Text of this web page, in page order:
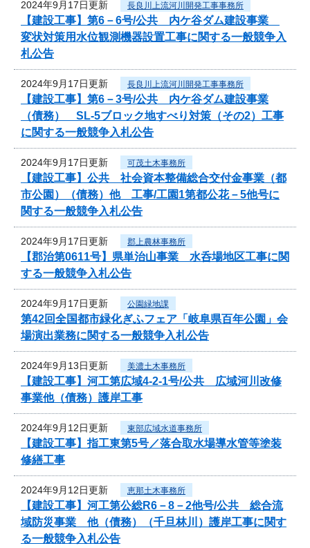
2024年9月17日更新 長良川上流河川開発工事事務所
【建設工事】第6－6号/公共 内ケ谷ダム建設事業
変状対策用水位観測機器設置工事に関する一般競争入
札公告
2024年9月17日更新 長良川上流河川開発工事事務所
【建設工事】第6－3号/公共 内ケ谷ダム建設事業
（債務） SL-5ブロック地すべり対策（その2）工事
に関する一般競争入札公告
2024年9月17日更新 可茂土木事務所
【建設工事】公共 社会資本整備総合交付金事業（都
市公園）（債務）他 工事/工園1第都公花－5他号に
関する一般競争入札公告
2024年9月17日更新 郡上農林事務所
【郡治第0611号】県単治山事業 水呑場地区工事に関
する一般競争入札公告
2024年9月17日更新 公園緑地課
第42回全国都市緑化ぎふフェア「岐阜県百年公園」会
場演出業務に関する一般競争入札公告
2024年9月13日更新 美濃土木事務所
【建設工事】河工第広域4-2-1号/公共 広域河川改修
事業他（債務）護岸工事
2024年9月12日更新 東部広域水道事務所
【建設工事】指工東第5号／落合取水場導水管等塗装
修繕工事
2024年9月12日更新 恵那土木事務所
【建設工事】河工第公総R6－8－2他号/公共 総合流
域防災事業 他（債務）（千旦林川）護岸工事に関す
る一般競争入札公告